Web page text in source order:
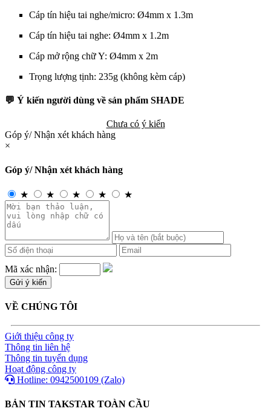
Cáp tín hiệu tai nghe/micro: Ø4mm x 1.3m
Cáp tín hiệu tai nghe: Ø4mm x 1.2m
Cáp mở rộng chữ Y: Ø4mm x 2m
Trọng lượng tịnh: 235g (không kèm cáp)
💬 Ý kiến người dùng về sản phẩm SHADE
Chưa có ý kiến
Góp ý/ Nhận xét khách hàng
×
Góp ý/ Nhận xét khách hàng
★ ★ ★ ★ ★
Mã xác nhận:
VỀ CHÚNG TÔI
Giới thiệu công ty
Thông tin liên hệ
Thông tin tuyển dụng
Hoạt động công ty
Hotline: 0942500109 (Zalo)
BẢN TIN TAKSTAR TOÀN CẦU